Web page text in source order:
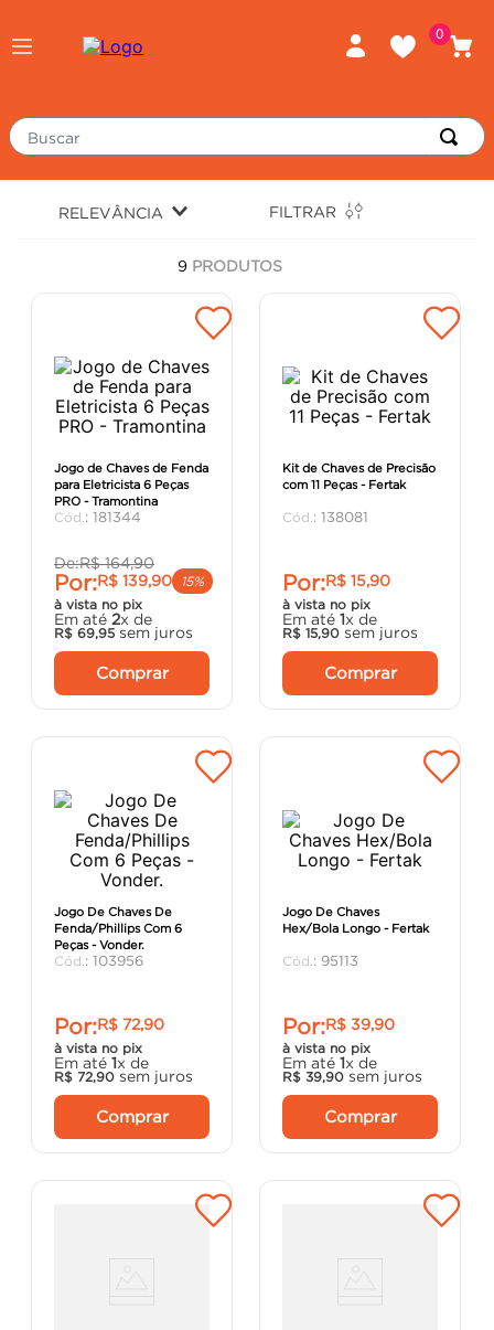
0
Buscar
RELEVÂNCIA FILTRAR
9 PRODUTOS
Jogo de Chaves de Fenda
para Eletricista 6 Peças
PRO - Tramontina
: 181344
De:R$ 164,90
Por:R$ 139,90
15%
à vista no pix
Em até 2x de
R$ 69,95 sem juros
Comprar
Kit de Chaves de Precisão
com 11 Peças - Fertak
: 138081
Por:R$ 15,90
à vista no pix
Em até 1x de
R$ 15,90 sem juros
Comprar
Jogo De Chaves De
Fenda/Phillips Com 6
Peças - Vonder.
: 103956
Por:R$ 72,90
à vista no pix
Em até 1x de
R$ 72,90 sem juros
Comprar
Jogo De Chaves
Hex/Bola Longo - Fertak
: 95113
Por:R$ 39,90
à vista no pix
Em até 1x de
R$ 39,90 sem juros
Comprar
massa corrida
chuveiro
argamassa
porta
º cadeira